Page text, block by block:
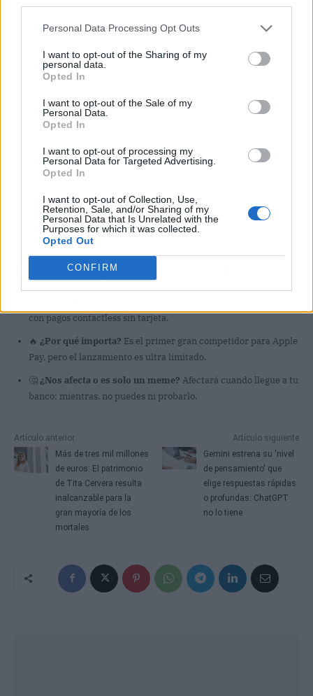
Personal Data Processing Opt Outs
I want to opt-out of the Sharing of my
personal data.
Opted In
I want to opt-out of the Sale of my
Personal Data.
Opted In
I want to opt-out of processing my
Personal Data for Targeted Advertising.
Opted In
I want to opt-out of Collection, Use,
Retention, Sale, and/or Sharing of my
Personal Data that Is Unrelated with the
Purposes for which it was collected.
Opted Out
CONFIRM
Publicidad
El resumen para vagos (TL;DR)
con pagos contactless sin tarjeta.
🔥 ¿Por qué importa? Es el primer gran competidor para Apple
Pay, pero el lanzamiento es ultra limitado.
🤔¿Nos afecta o es solo un meme? Afectará cuando llegue a tu
banco; mientras, no puedes ni probarlo.
Artículo anterior
Más de tres mil millones
de euros: El patrimonio
de Tita Cervera resulta
inalcanzable para la
gran mayoría de los
mortales
Artículo siguiente
Gemini estrena su 'nivel
de pensamiento' que
elige respuestas rápidas
o profundas: ChatGPT
no lo tiene